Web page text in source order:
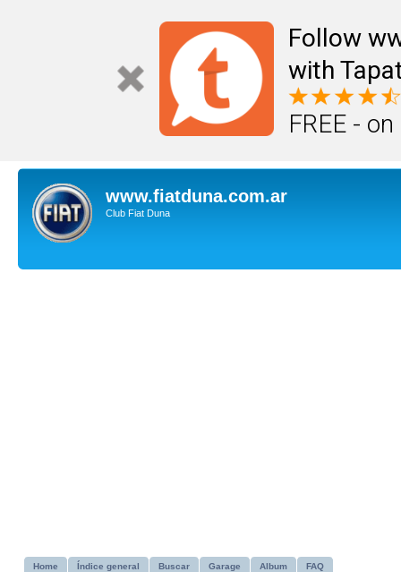
Follow
with
FREE -
www.fiatduna.com.ar
Club Fiat Duna
Home Índice general Buscar Garage Album FAQ